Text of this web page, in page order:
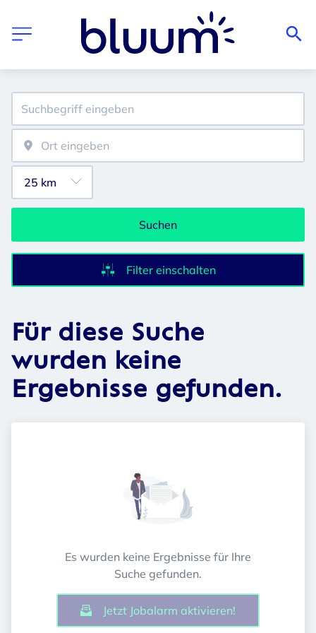
Suchen
Filter einschalten
Für diese Suche
wurden keine
Ergebnisse gefunden.
Es wurden keine Ergebnisse für Ihre
Suche gefunden.
Jetzt Jobalarm aktivieren!